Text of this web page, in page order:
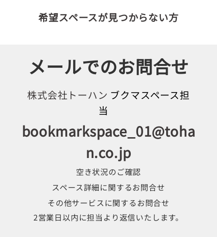
希望スペースが見つからない方
メールでのお問合せ
株式会社トーハン ブクマスペース担
当
bookmarkspace_01@toha
n.co.jp
空き状況のご確認
スペース詳細に関するお問合せ
その他サービスに関するお問合せ
2営業日以内に担当より返信いたします。